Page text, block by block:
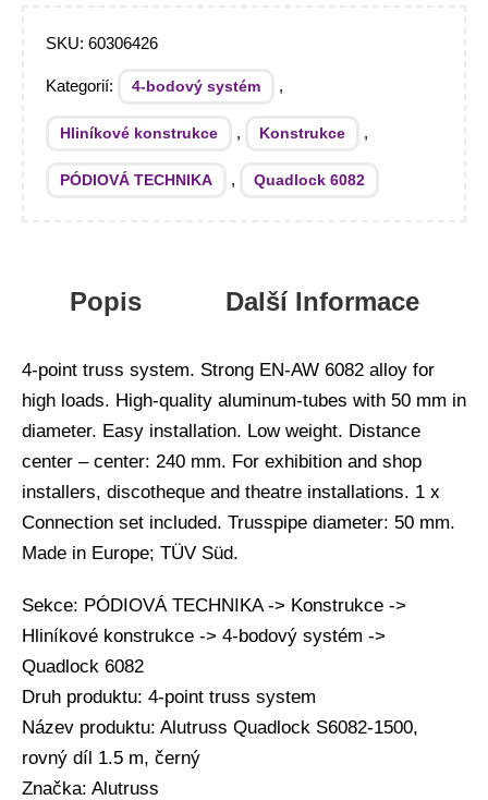
SKU: 60306426
Kategorií: 4-bodový systém ,
Hliníkové konstrukce , Konstrukce ,
PÓDIOVÁ TECHNIKA , Quadlock 6082
Popis Další Informace
4-point truss system. Strong EN-AW 6082 alloy for
high loads. High-quality aluminum-tubes with 50 mm in
diameter. Easy installation. Low weight. Distance
center – center: 240 mm. For exhibition and shop
installers, discotheque and theatre installations. 1 x
Connection set included. Trusspipe diameter: 50 mm.
Made in Europe; TÜV Süd.
Sekce: PÓDIOVÁ TECHNIKA -> Konstrukce ->
Hliníkové konstrukce -> 4-bodový systém ->
Quadlock 6082
Druh produktu: 4-point truss system
Název produktu: Alutruss Quadlock S6082-1500,
rovný díl 1.5 m, černý
Značka: Alutruss